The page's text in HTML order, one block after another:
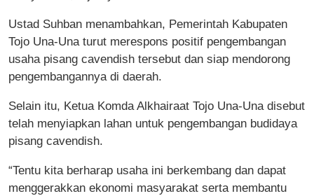
Ustad Suhban menambahkan, Pemerintah Kabupaten
Tojo Una-Una turut merespons positif pengembangan
usaha pisang cavendish tersebut dan siap mendorong
pengembangannya di daerah.
Selain itu, Ketua Komda Alkhairaat Tojo Una-Una disebut
telah menyiapkan lahan untuk pengembangan budidaya
pisang cavendish.
“Tentu kita berharap usaha ini berkembang dan dapat
menggerakkan ekonomi masyarakat serta membantu